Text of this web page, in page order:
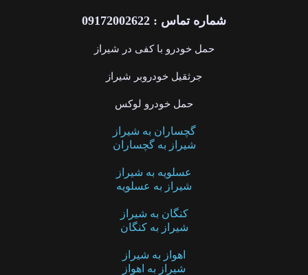
شماره تماس : 09172002622
حمل خودرو با کفی در شیراز
جرثقیل خودروبر شیراز
حمل خودرو لوکس
گچساران به شیراز
شیراز به گچساران
عسلویه به شیراز
شیراز به عسلویه
کنگان به شیراز
شیراز به کنگان
اهواز به شیراز
شیراز به اهواز